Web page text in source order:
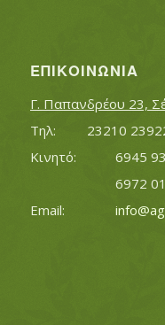
ΕΠΙΚΟΙΝΩΝΊΑ
Γ. Παπανδρέου 23,
Τηλ:		23210
Κινητό:
6972